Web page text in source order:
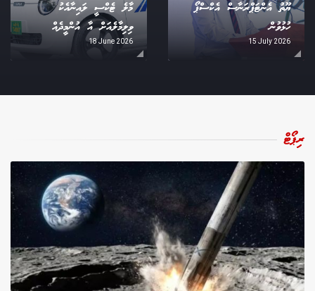
ޔޫތު އެންޓަޕްރަނާސް އެކްސްޕޯ
ހުޅުވުން
15 July 2026
މާލެ ޓެކްސީ ލައިނާއެކު
ވިލިމާލެއަށް އާ އުންމީދެއް
18 June 2026
ރިޕޯޓް